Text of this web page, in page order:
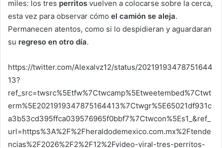
miles: los tres perritos vuelven a colocarse sobre la cerca,
esta vez para observar cómo el camión se aleja.
Permanecen atentos, como si lo despidieran y aguardaran
su regreso en otro día.
https://twitter.com/Alexalvz12/status/20219193478751644
13?
ref_src=twsrc%5Etfw%7Ctwcamp%5Etweetembed%7Ctwt
erm%5E2021919347875164413%7Ctwgr%5E65021df931c
a3b53cd395ffca039576965f0bbf7%7Ctwcon%5Es1_&ref_
url=https%3A%2F%2Fheraldodemexico.com.mx%2Ftende
ncias%2F2026%2F2%2F12%2Fvideo-viral-tres-perritos-